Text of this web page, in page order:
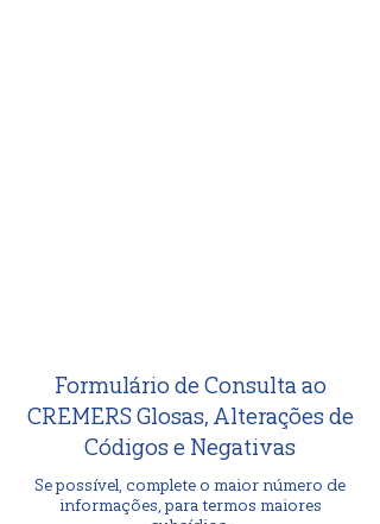
Formulário de Consulta ao
CREMERS Glosas, Alterações de
Códigos e Negativas
Se possível, complete o maior número de
informações, para termos maiores